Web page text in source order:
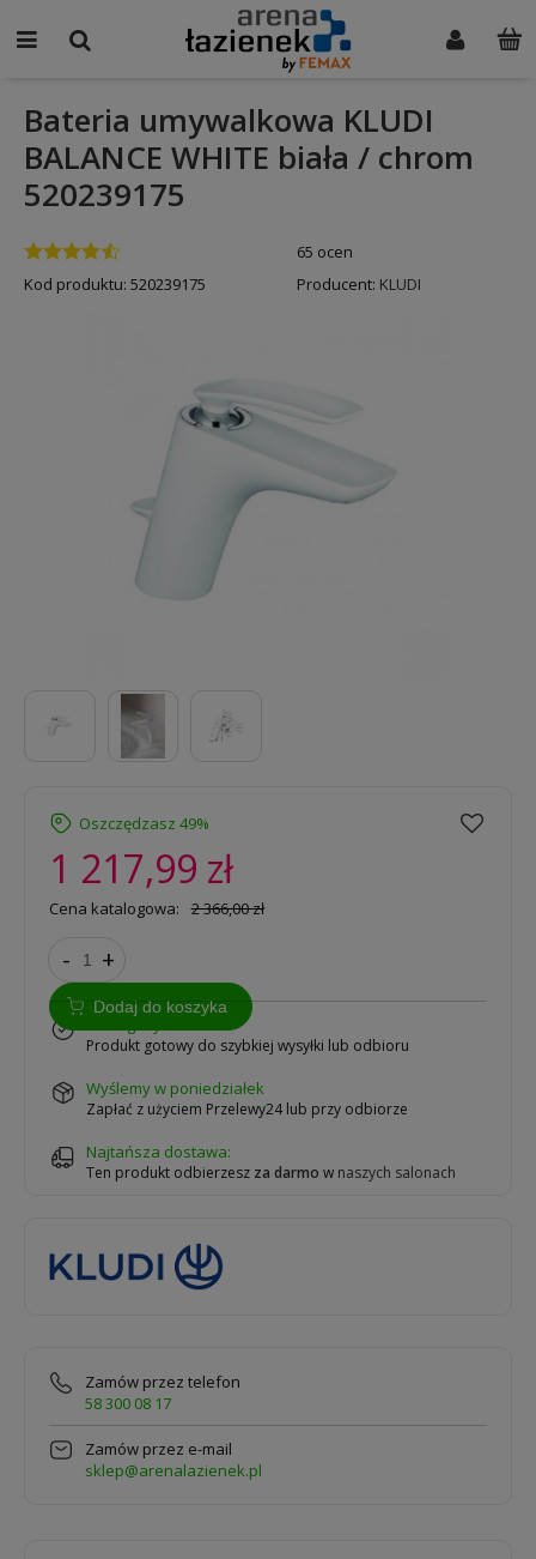
Bateria umywalkowa KLUDI
BALANCE WHITE biała / chrom
520239175
65 ocen
Kod produktu: 520239175 Producent: KLUDI
Oszczędzasz 49%
1 217,99 zł
Cena katalogowa: 2 366,00 zł
- +
Dodaj do koszyka
Produkt gotowy do szybkiej wysyłki lub odbioru
wyślemy w poniedziałek
Zapłać z użyciem Przelewy24 lub przy odbiorze
Najtańsza dostawa:
Ten produkt odbierzesz za darmo w naszych salonach
Zamów przez telefon
58 300 08 17
Zamów przez e-mail
sklep@arenalazienek.pl